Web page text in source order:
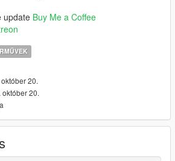
update Buy Me a Coffee
20.
október 20.